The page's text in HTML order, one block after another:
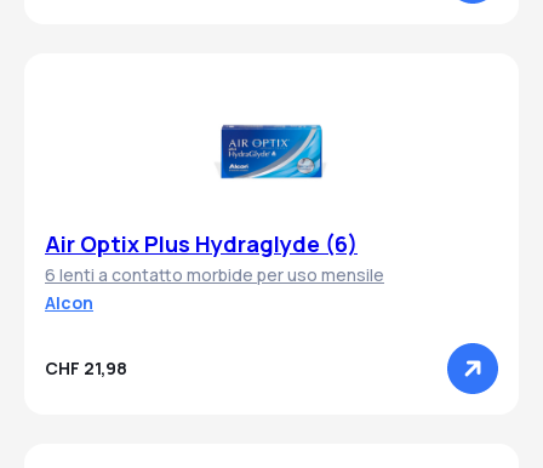
Air Optix Plus Hydraglyde (6)
6 lenti a contatto morbide per uso mensile
Alcon
CHF 21,98